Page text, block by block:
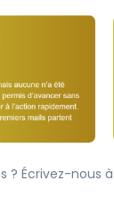
? Écrivez-